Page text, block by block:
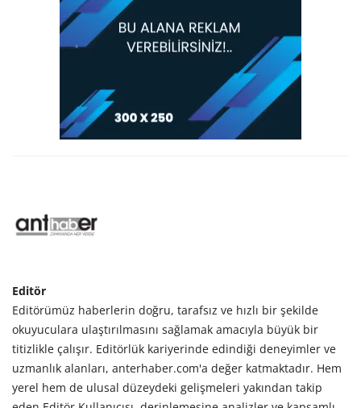
Editör
Editörümüz haberlerin doğru, tarafsız ve hızlı bir şekilde
okuyuculara ulaştırılmasını sağlamak amacıyla büyük bir
titizlikle çalışır. Editörlük kariyerinde edindiği deneyimler ve
uzmanlık alanları, anterhaber.com'a değer katmaktadır. Hem
yerel hem de ulusal düzeydeki gelişmeleri yakından takip